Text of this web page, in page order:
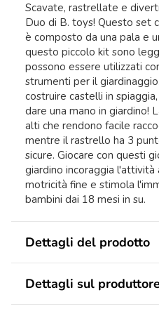
Scavate, rastrellate e
Duo di B. toys! Questo set
è composto da una pala e
questo piccolo kit sono
possono essere utilizzati
strumenti per il
costruire castelli in
dare una mano in giardino!
alti che rendono facile
mentre il rastrello ha 3
sicure. Giocare con questi
giardino incoraggia l'attività
motricità fine e stimola
bambini dai 18 mesi in su.
Dettagli del prodotto
Dettagli sul produttore